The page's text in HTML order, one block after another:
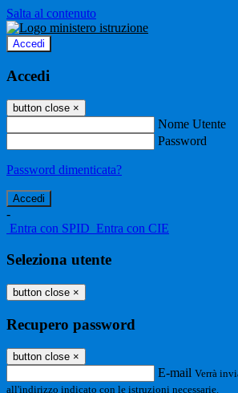
Salta al contenuto
Accedi
Accedi
button close ×
Nome Utente
Password
Password dimenticata?
-
Entra con SPID Entra con CIE
Seleziona utente
button close ×
Recupero password
button close ×
E-mail Verrà
all'indirizzo indicato con le istruzioni necessarie.